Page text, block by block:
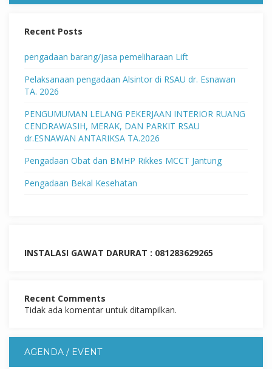
Recent Posts
pengadaan barang/jasa pemeliharaan Lift
Pelaksanaan pengadaan Alsintor di RSAU dr. Esnawan
TA. 2026
PENGUMUMAN LELANG PEKERJAAN INTERIOR RUANG
CENDRAWASIH, MERAK, DAN PARKIT RSAU
dr.ESNAWAN ANTARIKSA TA.2026
Pengadaan Obat dan BMHP Rikkes MCCT Jantung
Pengadaan Bekal Kesehatan
INSTALASI GAWAT DARURAT : 081283629265
Recent Comments
Tidak ada komentar untuk ditampilkan.
AGENDA / EVENT